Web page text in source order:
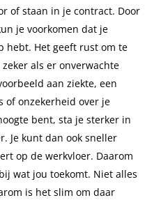
of staan in je contract. Door
je voorkomen dat je
hebt. Het geeft rust om te
als er onverwachte
aan ziekte, een
of onzekerheid over je
bent, sta je sterker in
Je kunt dan ook sneller
op de werkvloer. Daarom
wat jou toekomt. Niet alles
is het slim om daar